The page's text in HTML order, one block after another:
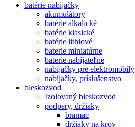
batérie nabíjačky
akumulátory
batérie alkalické
batérie klasické
batérie lithiové
baterie miniatúrne
baterie nabíjateľné
nabíjačky pre elektromobily
nabíjačky, príslušenstvo
bleskozvod
Izolovaný bleskozvod
podpery, držiaky
bramac
držiaky na krov